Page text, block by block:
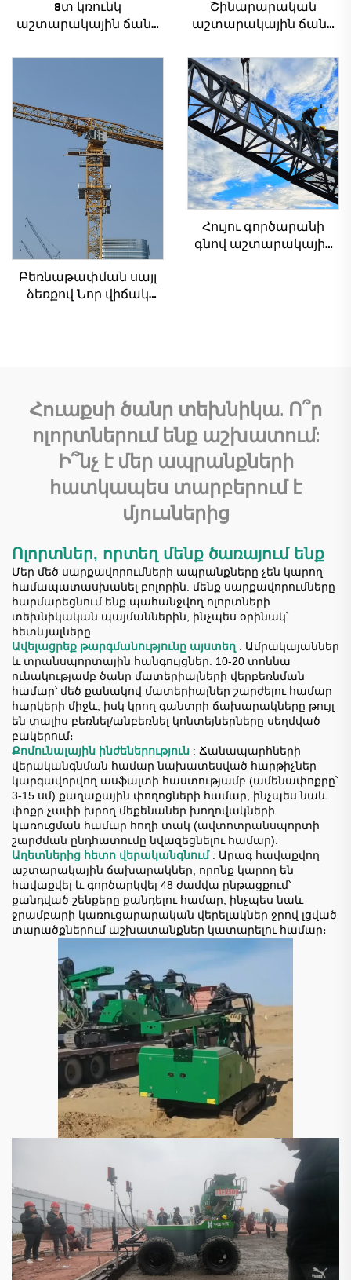
8տ կռունկ
աշտարակային ճանկ
մրցունակ գնով
Շինարարական
աշտարակային ճանկ
բեռնամբարի
հզորությամբ, նոր
ատամնանիվի արկղ,
ատամնանիվի շարժիչ,
աստիճանավոր
ստորին մաս
Բեռնաթափման սայլ
ձեռքով Նոր վիճակ
մանժեթ պոմպ շարժիչ
Ներքին
բեռնվածություն
Հույու գործարանի
գնով աշտարակային
Հուաքսի ծանր տեխնիկա. Ո՞ր
ոլորտներում ենք աշխատում:
Ի՞նչ է մեր ապրանքների
հատկապես տարբերում է
մյուսներից
Ոլորտներ, որտեղ մենք ծառայում ենք
Մեր մեծ սարքավորումների ապրանքները չեն կարող
համապատասխանել բոլորին. մենք սարքավորումները
հարմարեցնում ենք պահանջվող ոլորտների
տեխնիկական պայմաններին, ինչպես օրինակ՝
հետևյալները.
Ավելացրեք թարգմանությունը այստեղ : Ամրակայաններ
և տրանսպորտային հանգույցներ. 10-20 տոննա
ունակությամբ ծանր մատերիալների վերբեռնման
համար՝ մեծ քանակով մատերիալներ շարժելու համար
հարկերի միջև, իսկ կրող գանտրի ճախարակները թույլ
են տալիս բեռնել/անբեռնել կոնտեյներները սեղմված
բակերում։
Քոմունալային ինժեներություն : Ճանապարհների
վերականգնման համար նախատեսված հարթիչներ
կարգավորվող ասֆալտի հաստությամբ (ամենափոքրը՝
3-15 սմ) քաղաքային փողոցների համար, ինչպես նաև
փոքր չափի խրող մեքենաներ խողովակների
կառուցման համար հողի տակ (ավտոտրանսպորտի
շարժման ընդհատումը նվազեցնելու համար):
Աղետներից հետո վերականգնում : Արագ հավաքվող
աշտարակային ճախարակներ, որոնք կարող են
հավաքվել և գործարկվել 48 ժամվա ընթացքում՝
քանդված շենքերը քանդելու համար, ինչպես նաև
ջրամբարի կառուցարարական վերելակներ ջրով լցված
տարածքներում աշխատանքներ կատարելու համար։